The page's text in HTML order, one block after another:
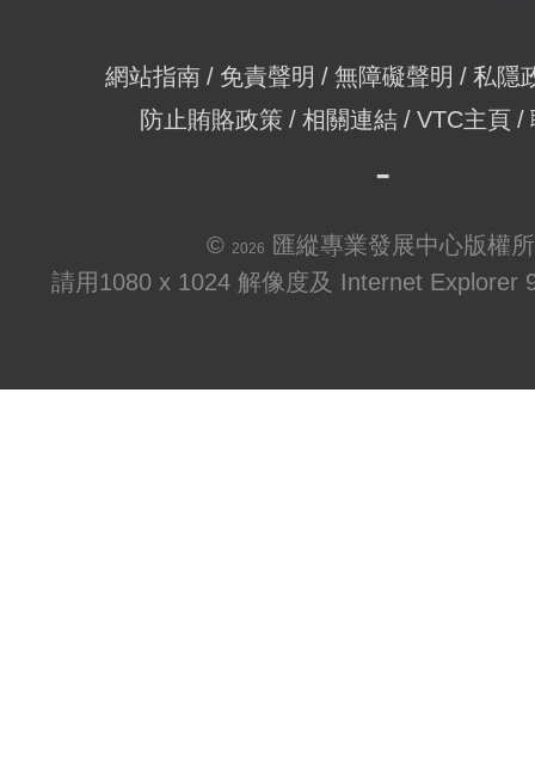
網站指南 免責聲明 無障礙聲明
私隱
防止賄賂政策
相關連結 VTC主頁
© 2026
匯縱專業發展中心版權
請用1080 x 1024 解像度及 Internet Explorer